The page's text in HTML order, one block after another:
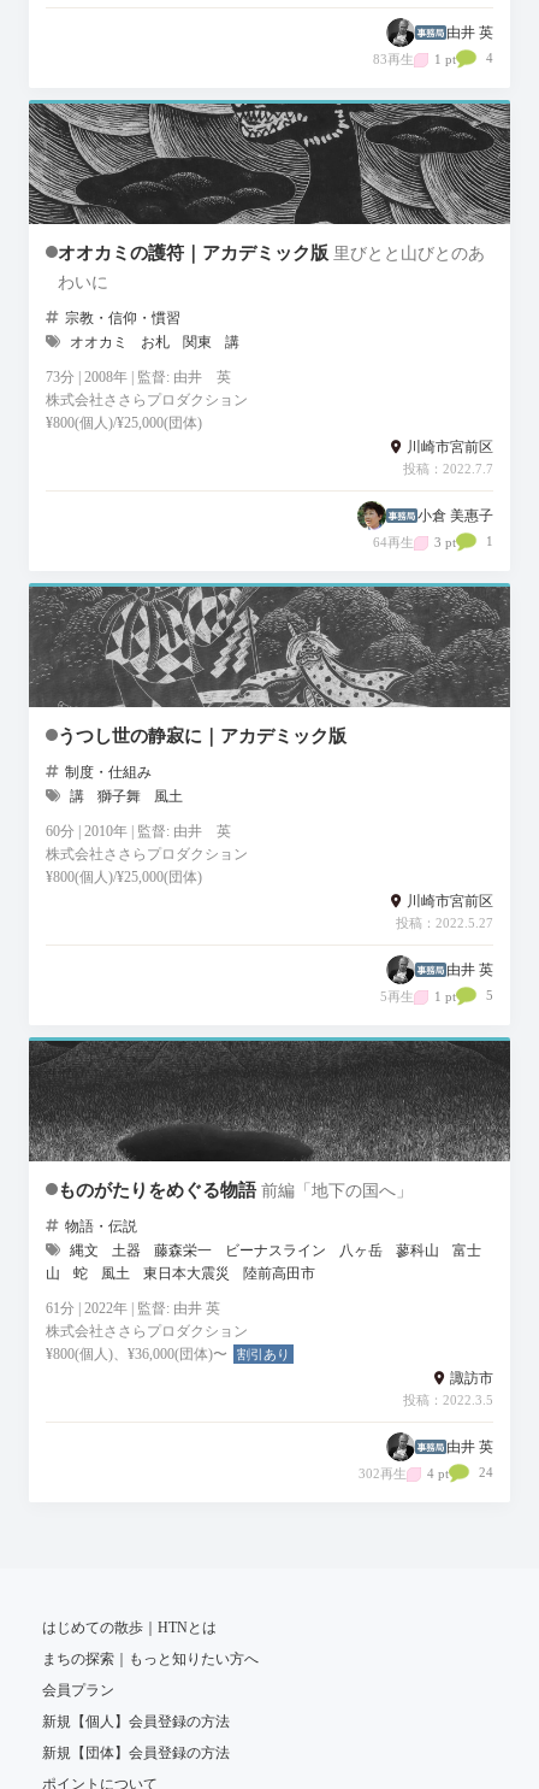
由井 英
83再生 1 pt 4
オオカミの護符｜アカデミック版 里びとと山びとのあ
わいに
宗教・信仰・慣習
オオカミ
お札 関東 講
73分 | 2008年 | 監督: 由井 英
株式会社ささらプロダクション
¥800(個人)/¥25,000(団体)
川崎市宮前区
投稿：2022.7.7
小倉 美惠子
64再生 3 pt 1
うつし世の静寂に｜アカデミック版
制度・仕組み
講
獅子舞 風土
60分 | 2010年 | 監督: 由井 英
株式会社ささらプロダクション
¥800(個人)/¥25,000(団体)
川崎市宮前区
投稿：2022.5.27
由井 英
5再生 1 pt 5
ものがたりをめぐる物語 前編「地下の国へ」
物語・伝説
縄文
土器 藤森栄一 ビーナスライン 八ヶ岳 蓼科山
富士
山
蛇 風土 東日本大震災 陸前高田市
61分 | 2022年 | 監督: 由井 英
株式会社ささらプロダクション
¥800(個人)、¥36,000(団体)〜
割引あり
諏訪市
投稿：2022.3.5
由井 英
302再生 4 pt 24
はじめての散歩｜HTNとは
まちの探索｜もっと知りたい方へ
会員プラン
新規【個人】会員登録の方法
新規【団体】会員登録の方法
ポイントについて